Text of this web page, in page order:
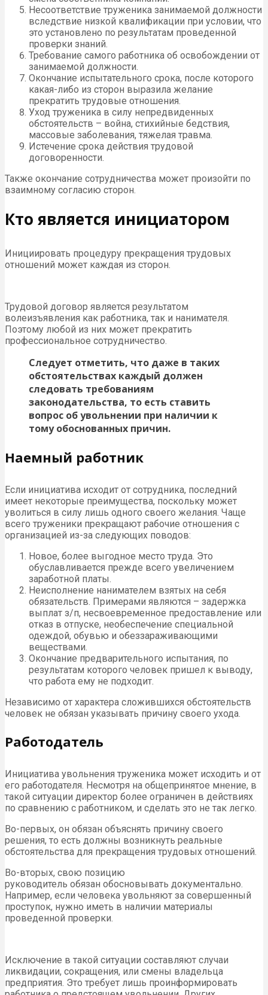
Несоответствие труженика занимаемой должности
вследствие низкой квалификации при условии, что
это установлено по результатам проведенной
проверки знаний.
Требование самого работника об освобождении от
занимаемой должности.
Окончание испытательного срока, после которого
какая-либо из сторон выразила желание
прекратить трудовые отношения.
Уход труженика в силу непредвиденных
обстоятельств – война, стихийные бедствия,
массовые заболевания, тяжелая травма.
Истечение срока действия трудовой
договоренности.
Также окончание сотрудничества может произойти по
взаимному согласию сторон.
Кто является инициатором
Инициировать процедуру прекращения трудовых
отношений может каждая из сторон.
Трудовой договор является результатом
волеизъявления как работника, так и нанимателя.
Поэтому любой из них может прекратить
профессиональное сотрудничество.
Следует отметить, что даже в таких
обстоятельствах каждый должен
следовать требованиям
законодательства, то есть ставить
вопрос об увольнении при наличии к
тому обоснованных причин.
Наемный работник
Если инициатива исходит от сотрудника, последний
имеет некоторые преимущества, поскольку может
уволиться в силу лишь одного своего желания. Чаще
всего труженики прекращают рабочие отношения с
организацией из-за следующих поводов:
Новое, более выгодное место труда. Это
обуславливается прежде всего увеличением
заработной платы.
Неисполнение нанимателем взятых на себя
обязательств. Примерами являются – задержка
выплат з/п, несвоевременное предоставление или
отказ в отпуске, необеспечение специальной
одеждой, обувью и обеззараживающими
веществами.
Окончание предварительного испытания, по
результатам которого человек пришел к выводу,
что работа ему не подходит.
Независимо от характера сложившихся обстоятельств
человек не обязан указывать причину своего ухода.
Работодатель
Инициатива увольнения труженика может исходить и от
его работодателя. Несмотря на общепринятое мнение, в
такой ситуации директор более ограничен в действиях
по сравнению с работником, и сделать это не так легко.
Во-первых, он обязан объяснять причину своего
решения, то есть должны возникнуть реальные
обстоятельства для прекращения трудовых отношений.
Во-вторых, свою позицию
руководитель обязан обосновывать документально.
Например, если человека увольняют за совершенный
проступок, нужно иметь в наличии материалы
проведенной проверки.
Исключение в такой ситуации составляют случаи
ликвидации, сокращения, или смены владельца
предприятия. Это требует лишь проинформировать